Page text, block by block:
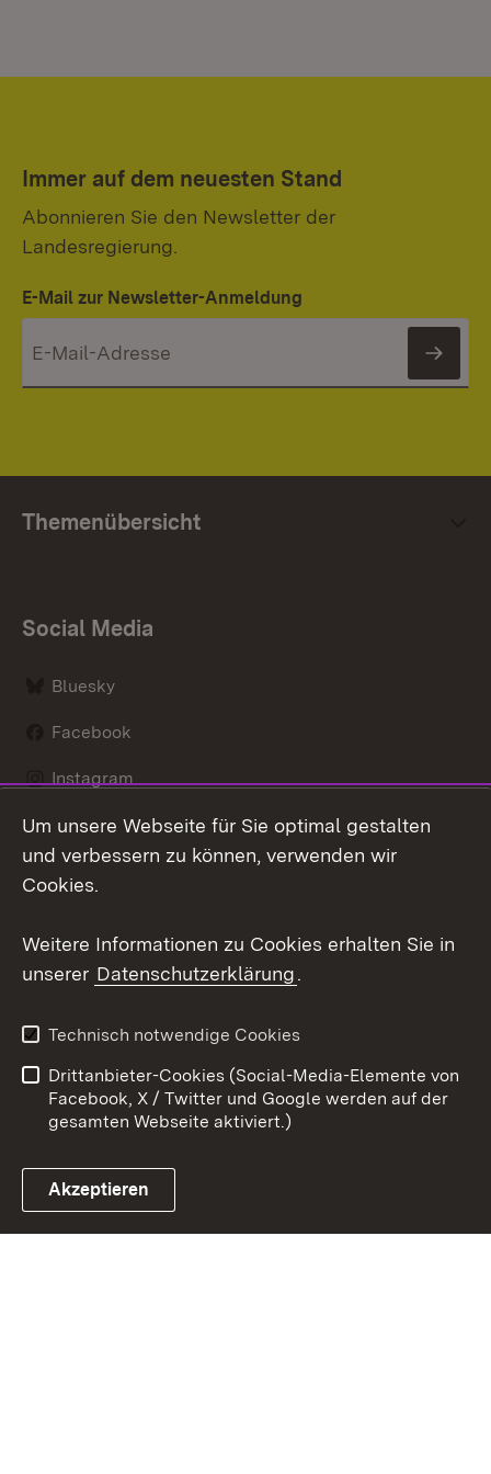
Immer auf dem neuesten Stand
Abonnieren Sie den Newsletter der
Landesregierung.
E-Mail zur Newsletter-Anmeldung
Themenübersicht
Social Media
Bluesky
Facebook
Instagram
LinkedIn
Link zum Landesportal
Datenschutz
Barrierefreiheit
Impressum
Cookies
Um unsere Webseite für Sie optimal gestalten
und verbessern zu können, verwenden wir
Cookies.
Weitere Informationen zu Cookies erhalten Sie in
unserer Datenschutzerklärung.
Technisch notwendige Cookies
Drittanbieter-Cookies (Social-Media-Elemente von
Facebook, X / Twitter und Google werden auf der
gesamten Webseite aktiviert.)
Akzeptieren